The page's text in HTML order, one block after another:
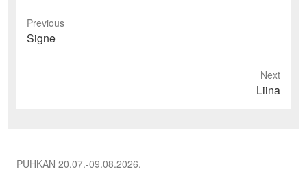
Previous
Previous
post:
Signe
Next
Liina
PUHKAN 20.07.-09.08.2026.